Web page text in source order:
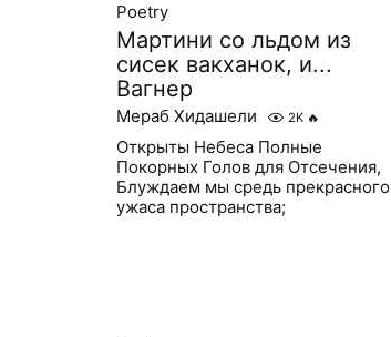
Poetry
Мартини со льдом из
сисек вакханок, и...
Вагнер
Мераб Хидашели 2K 🔥
Открыты Небеса Полные
Покорных Голов для Отсечения,
Блуждаем мы средь прекрасного
ужаса пространства;